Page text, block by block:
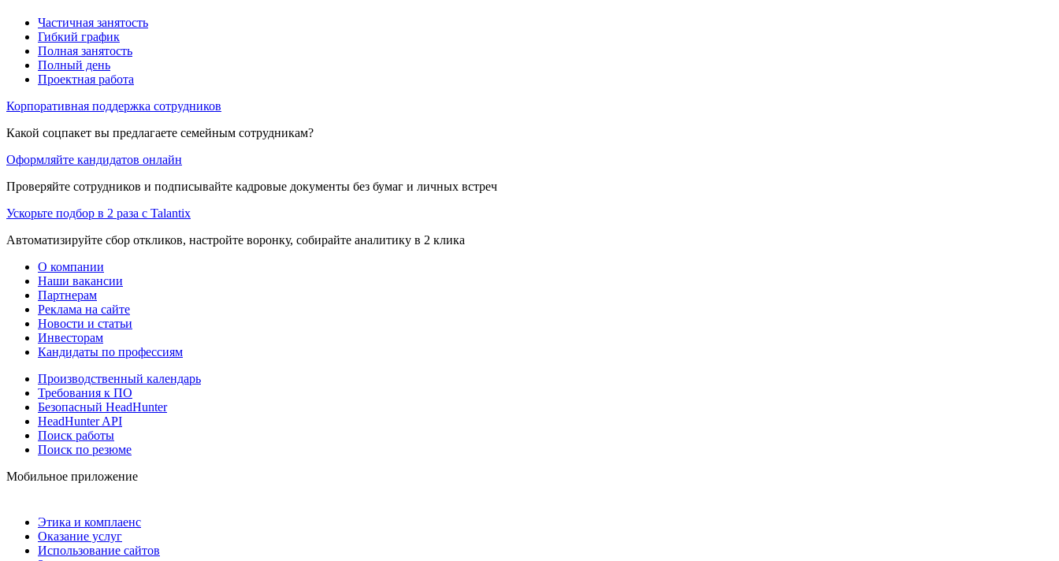
Частичная занятость
Гибкий график
Полная занятость
Полный день
Проектная работа
Корпоративная поддержка сотрудников
Какой соцпакет вы предлагаете семейным сотрудникам?
Оформляйте кандидатов онлайн
Проверяйте сотрудников и подписывайте кадровые документы без бумаг и личных встреч
Ускорьте подбор в 2 раза с Talantix
Автоматизируйте сбор откликов, настройте воронку, собирайте аналитику в 2 клика
О компании
Наши вакансии
Партнерам
Реклама на сайте
Новости и статьи
Инвесторам
Кандидаты по профессиям
Производственный календарь
Требования к ПО
Безопасный HeadHunter
HeadHunter API
Поиск работы
Поиск по резюме
Мобильное приложение
Этика и комплаенс
Оказание услуг
Использование сайтов